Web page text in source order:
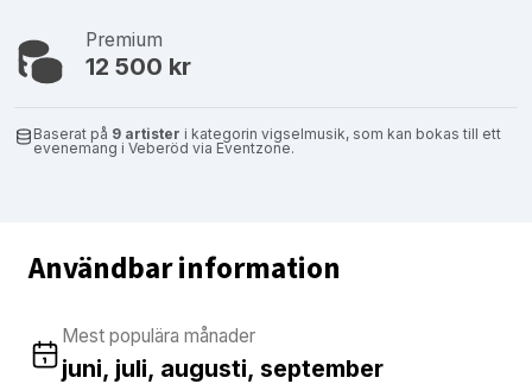
Premium
12 500 kr
Baserat på 9 artister i kategorin vigselmusik, som kan bokas till ett
evenemang i Veberöd via Eventzone.
Användbar information
Mest populära månader
juni, juli, augusti, september